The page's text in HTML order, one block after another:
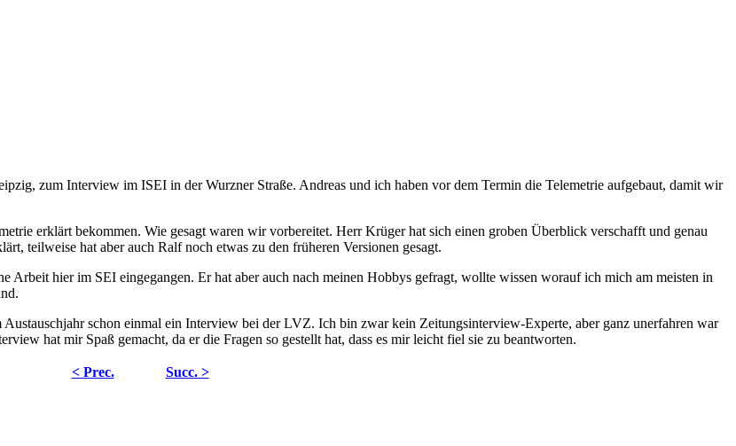
zum Interview im ISEI in der Wurzner Straße. Andreas und ich haben vor dem Termin die Telemetrie aufgebaut, damit wir
erklärt bekommen. Wie gesagt waren wir vorbereitet. Herr Krüger hat sich einen groben Überblick verschafft und genau
teilweise hat aber auch Ralf noch etwas zu den früheren Versionen gesagt.
hier im SEI eingegangen. Er hat aber auch nach meinen Hobbys gefragt, wollte wissen worauf ich mich am meisten in
schon einmal ein Interview bei der LVZ. Ich bin zwar kein Zeitungsinterview-Experte, aber ganz unerfahren war
hat mir Spaß gemacht, da er die Fragen so gestellt hat, dass es mir leicht fiel sie zu beantworten.
< Prec. Succ. >